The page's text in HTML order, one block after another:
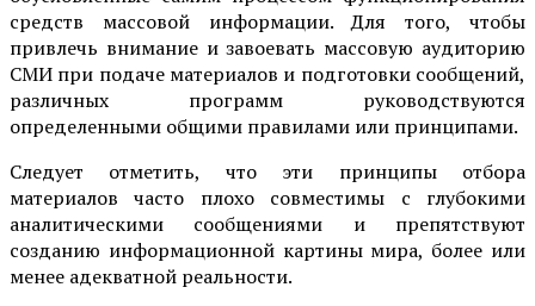
средств массовой информации. Для того, чтобы
привлечь внимание и завоевать массовую аудиторию
СМИ при подаче материалов и подготовки сообщений,
различных программ руководствуются
определенными общими правилами или принципами.
Следует отметить, что эти принципы отбора
материалов часто плохо совместимы с глубокими
аналитическими сообщениями и препятствуют
созданию информационной картины мира, более или
менее адекватной реальности.